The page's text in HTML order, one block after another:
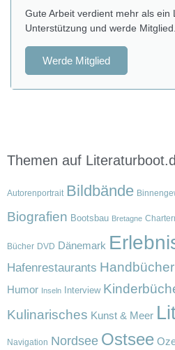
Gute Arbeit verdient mehr als ein
Unterstützung und werde Mitglied.
Werde Mitglied
Themen auf
Autorenportrait Bildbände
Biografien Bootsbau Bretagne
Bücher DVD Dänemark
Hafenrestaurants Handbücher
Humor Inseln Interview
Kulinarisches Kunst & Meer
Navigation Nordsee Ostsee